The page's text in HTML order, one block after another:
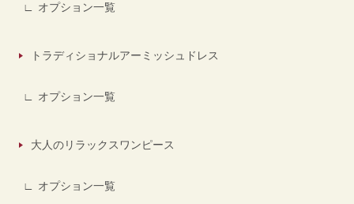
オプション一覧
トラディショナルアーミッシュドレス
オプション一覧
大人のリラックスワンピース
オプション一覧